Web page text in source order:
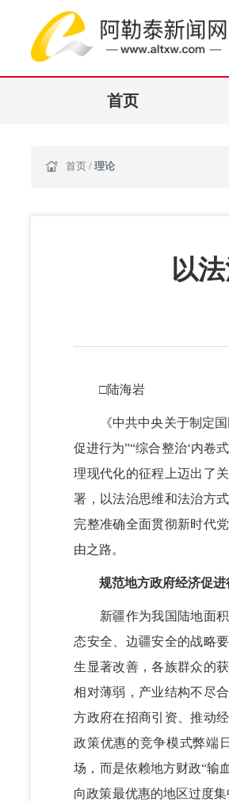
首页
首页 / 理论
以
□陆海岩
《中共中央关于制定国
促进行为”“综合整治‘内卷
理现代化的征程上迈出了
署，以法治思维和法治方
完整准确全面贯彻新时代
由之路。
规范地方政府经济促进
新疆作为我国陆地面积
态安全、边疆安全的战略
生显著改善，各族群众的
相对薄弱，产业结构不尽
方政府在招商引资、推动
政策优惠的竞争模式弊端
场，而是依赖地方财政“输
向政策最优惠的地区过度